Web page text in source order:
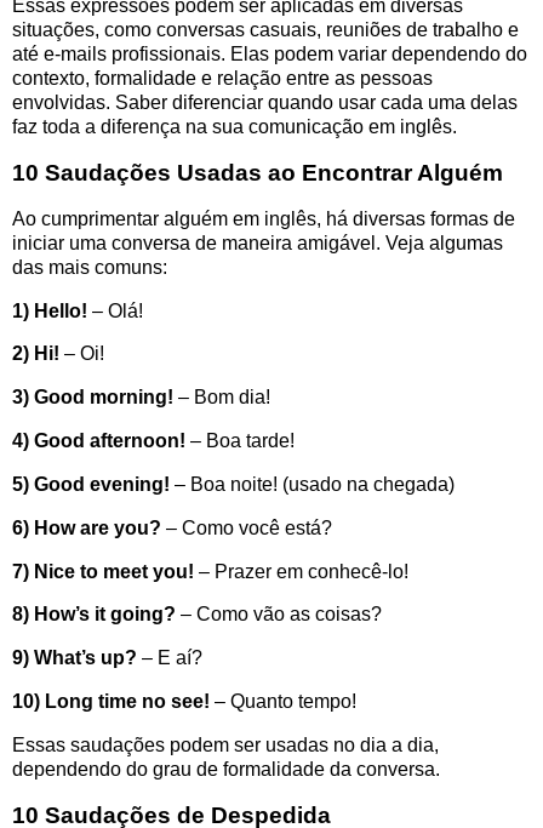
Essas expressões podem ser aplicadas em diversas
situações, como conversas casuais, reuniões de trabalho e
até e-mails profissionais. Elas podem variar dependendo do
contexto, formalidade e relação entre as pessoas
envolvidas. Saber diferenciar quando usar cada uma delas
faz toda a diferença na sua comunicação em inglês.
10 Saudações Usadas ao Encontrar Alguém
Ao cumprimentar alguém em inglês, há diversas formas de
iniciar uma conversa de maneira amigável. Veja algumas
das mais comuns:
1) Hello! – Olá!
2) Hi! – Oi!
3) Good morning! – Bom dia!
4) Good afternoon! – Boa tarde!
5) Good evening! – Boa noite! (usado na chegada)
6) How are you? – Como você está?
7) Nice to meet you! – Prazer em conhecê-lo!
8) How’s it going? – Como vão as coisas?
9) What’s up? – E aí?
10) Long time no see! – Quanto tempo!
Essas saudações podem ser usadas no dia a dia,
dependendo do grau de formalidade da conversa.
10 Saudações de Despedida